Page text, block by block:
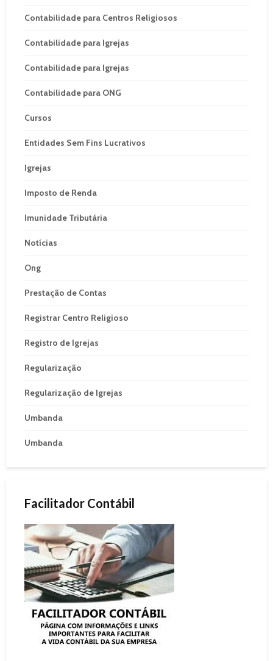
Contabilidade para Centros Religiosos
Contabilidade para Igrejas
Contabilidade para Igrejas
Contabilidade para ONG
Cursos
Entidades Sem Fins Lucrativos
Igrejas
Imposto de Renda
Imunidade Tributária
Notícias
Ong
Prestação de Contas
Registrar Centro Religioso
Registro de Igrejas
Regularização
Regularização de Igrejas
Umbanda
Umbanda
Facilitador Contábil